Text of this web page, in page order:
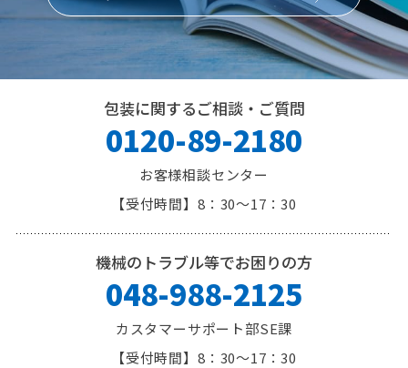
包装に関するご相談・ご質問
0120-89-2180
お客様相談センター
8：30～17：30
機械のトラブル等でお困りの方
048-988-2125
カスタマーサポート部SE課
8：30～17：30